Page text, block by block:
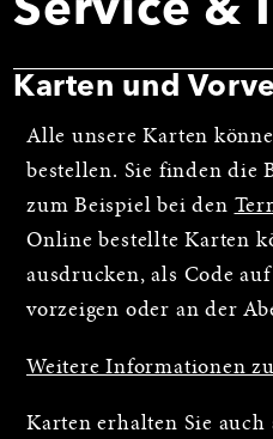
Service &
Karten und
Alle unsere Karten
bestellen. Sie finden die
zum Beispiel bei den
Online bestellte Karten
ausdrucken, als Code
vorzeigen oder an der
Weitere Informationen
Karten erhalten Sie auch